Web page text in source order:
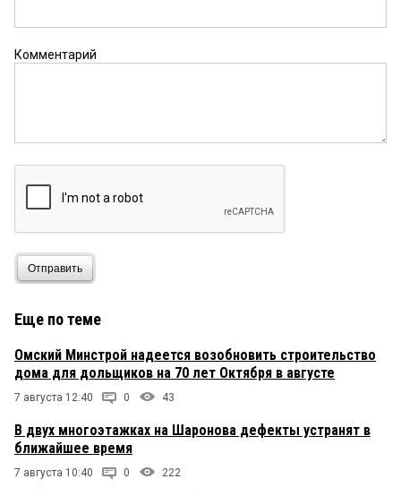
Комментарий
Отправить
Еще по теме
Омский Минстрой надеется возобновить строительство
дома для дольщиков на 70 лет Октября в августе
7 августа 12:40 0 43
В двух многоэтажках на Шаронова дефекты устранят в
ближайшее время
7 августа 10:40 0 222